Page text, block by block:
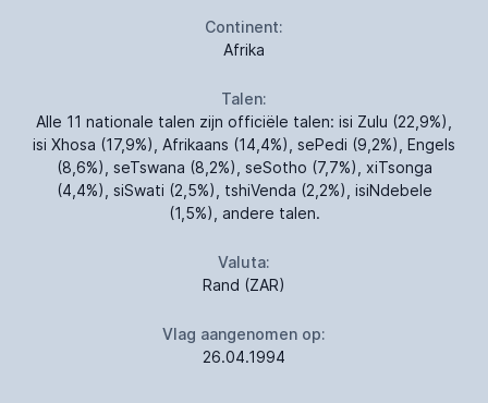
Continent:
Afrika
Talen:
Alle 11 nationale talen zijn officiële talen: isi Zulu (22,9%),
isi Xhosa (17,9%), Afrikaans (14,4%), sePedi (9,2%), Engels
(8,6%), seTswana (8,2%), seSotho (7,7%), xiTsonga
(4,4%), siSwati (2,5%), tshiVenda (2,2%), isiNdebele
(1,5%), andere talen.
Valuta:
Rand (ZAR)
Vlag aangenomen op:
26.04.1994